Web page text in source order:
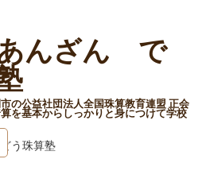
んざん で
の公益社団法人全国珠算教育連盟 正会
を基本からしっかりと身につけて学校